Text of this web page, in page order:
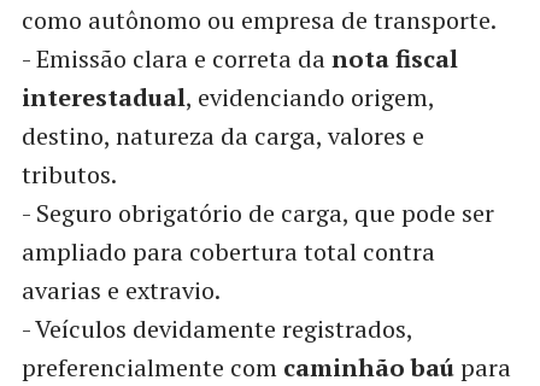
como autônomo ou empresa de transporte.
- Emissão clara e correta danota fiscal
interestadual, evidenciando origem,
destino, natureza da carga, valores e
tributos.
- Seguro obrigatório de carga, que pode ser
ampliado para cobertura total contra
avarias e extravio.
- Veículos devidamente registrados,
preferencialmente com caminhão baúpara